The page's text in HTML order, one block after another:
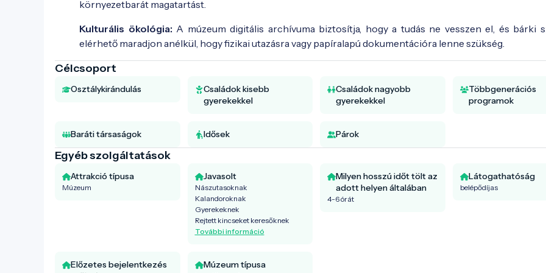
környezetbarát magatartást.
Kulturális ökológia: A múzeum digitális archívuma biztosítja, hogy a tudás ne vesszen el, és bárki
elérhető maradjon anélkül, hogy fizikai utazásra vagy papíralapú dokumentációra lenne szükség.
Célcsoport
Osztálykirándulás
Családok kisebb
gyerekekkel
Családok nagyobb
gyerekekkel
Többgenerációs
programok
Baráti társaságok Idősek Párok
Egyéb szolgáltatások
Attrakció típusa
Múzeum
Javasolt
Nászutasoknak
Kalandoroknak
Gyerekeknek
Rejtett kincseket keresőknek
További információ
Milyen hosszú időt tölt az
adott helyen általában
4-6 órát
Látogathatóság
belépődíjas
Előzetes bejelentkezés
Múzeum típusa